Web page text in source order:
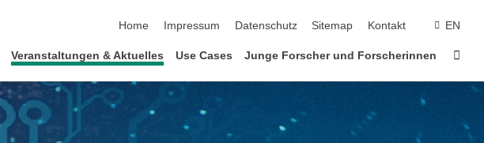
Home
Impressum Datenschutz Sitemap Kontakt EN
Veranstaltungen & Aktuelles Use Cases Junge Forscher und Forscherinnen